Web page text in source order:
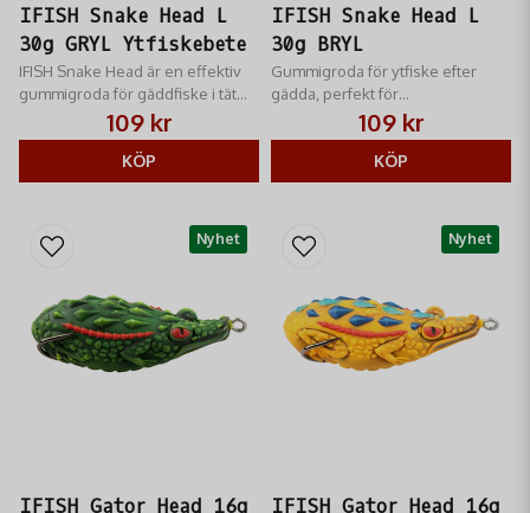
IFISH Snake Head L
30g GRYL Ytfiskebete
IFISH Snake Head är en effektiv
gummigroda för gäddfiske i tät
vegetation och grunda vatten.
109 kr
KÖP
IFISH Snake Head L
30g BRYL
Gummigroda för ytfiske efter
gädda, perfekt för
vegetationsrika vatten.
109 kr
KÖP
IFISH Gator Head 16g
Nyhet
IFISH Gator Head 16g
Nyhet